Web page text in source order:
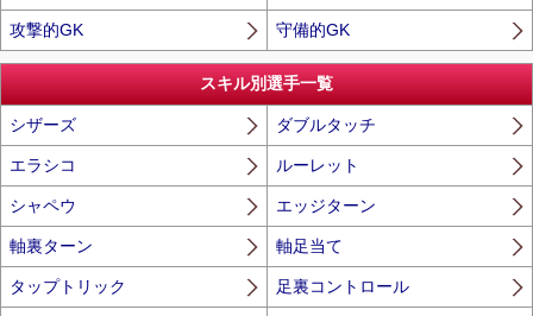
攻撃的GK 守備的GK
スキル別選手一覧
シザーズ ダブルタッチ
エラシコ ルーレット
シャペウ エッジターン
軸裏ターン 軸足当て
タップトリック 足裏コントロール